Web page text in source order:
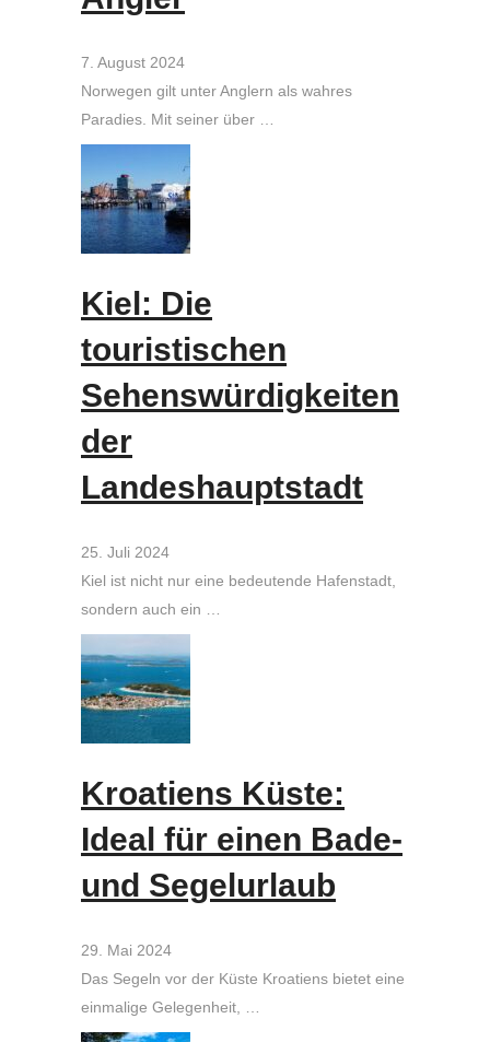
7. August 2024
Norwegen gilt unter Anglern als wahres
Paradies. Mit seiner über …
Kiel: Die
touristischen
Sehenswürdigkeiten
der
Landeshauptstadt
25. Juli 2024
Kiel ist nicht nur eine bedeutende Hafenstadt,
sondern auch ein …
Kroatiens Küste:
Ideal für einen Bade-
und Segelurlaub
29. Mai 2024
Das Segeln vor der Küste Kroatiens bietet eine
einmalige Gelegenheit, …